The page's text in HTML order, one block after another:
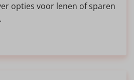
opties voor lenen of sparen